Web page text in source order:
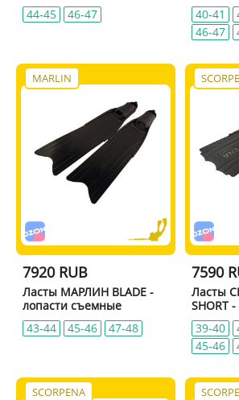
44-45
46-47
40-41
46-47
MARLIN
7920 RUB
Ласты МАРЛИН BLADE -
лопасти съемные
43-44
45-46 47-48
7590
Ласты
SHORT
39-40
45-46
SCORPENA